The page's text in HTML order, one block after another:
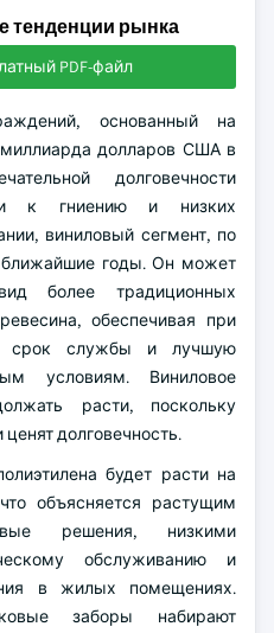
тенденции рынка
PDF-файл
основанный на
долларов США в
долговечности
к гниению и низких
виниловый сегмент, по
ближайшие годы. Он может
более традиционных
обеспечивая при
срок службы и лучшую
условиям. Виниловое
расти, поскольку
долговечность.
будет расти на
объясняется растущим
решения, низкими
обслуживанию и
в жилых помещениях.
заборы набирают